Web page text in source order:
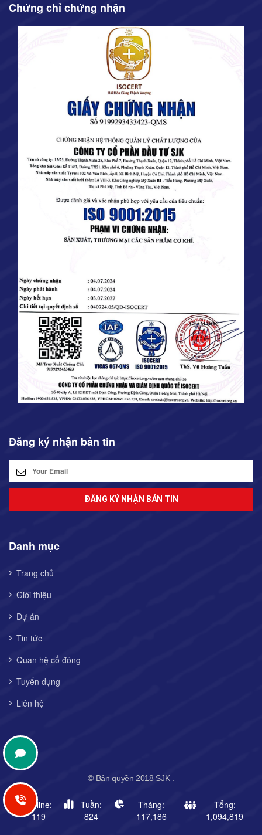
Chứng chỉ chứng nhận
Đăng ký nhận bản tin
ĐĂNG KÝ NHẬN BẢN TIN
Danh mục
Trang chủ
Giới thiệu
Dự án
Tin tức
Quan hệ cổ đông
Tuyển dụng
Liên hệ
© Bản quyền 2018 SJK .
Online:
119
Tuần:
824
Tháng:
117,186
Tổng:
1,094,819